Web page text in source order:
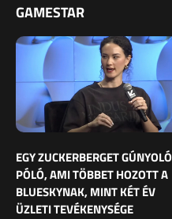
GAMESTAR
EGY ZUCKERBERGET GÚNYOLÓ
PÓLÓ, AMI TÖBBET HOZOTT A
BLUESKYNAK, MINT KÉT ÉV
ÜZLETI TEVÉKENYSÉGE